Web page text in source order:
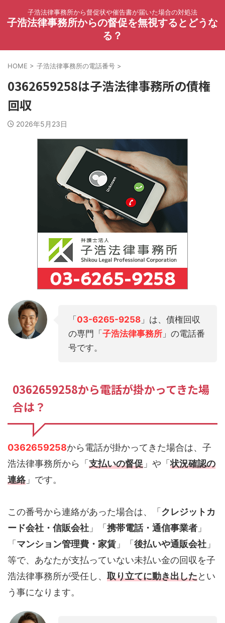
子浩法律事務所から督促状や催告書が届いた場合の対処法
子浩法律事務所からの督促を無視するとどうな
る？
HOME > 子浩法律事務所の電話番号 >
0362659258は子浩法律事務所の債権
回収
2026年5月23日
「 03-6265-9258 」は、債権回収
の専門「 子浩法律事務所 」の電話番
号です。
0362659258から電話が掛かってきた場
合は？
0362659258から電話が掛かってきた場合は、子
浩法律事務所から「 支払いの督促 」や「状況確認の
連絡」です。
この番号から連絡があった場合は、「 クレジットカ
ード会社・信販会社 」「 携帯電話・通信事業者 」
「 マンション管理費・家賃 」「 後払いや通販会社 」
等で、あなたが支払っていない未払い金の回収を子
浩法律事務所が受任し、 取り立てに動き出したとい
う事になります。